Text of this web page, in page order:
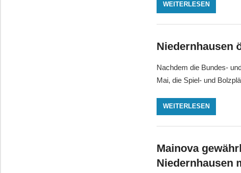
WEITERLESEN
Niedernhausen
Nachdem die Bundes-
Mai, die Spiel- und
WEITERLESEN
Mainova
Niedernhausen